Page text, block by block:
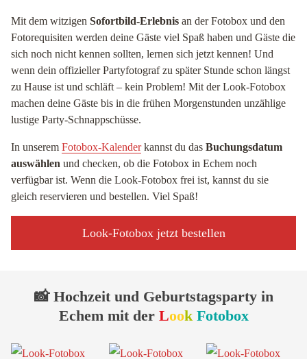
Mit dem witzigen Sofortbild-Erlebnis an der Fotobox und den
Fotorequisiten werden deine Gäste viel Spaß haben und Gäste die
sich noch nicht kennen sollten, lernen sich jetzt kennen! Und
wenn dein offizieller Partyfotograf zu später Stunde schon längst
zu Hause ist und schläft – kein Problem! Mit der Look-Fotobox
machen deine Gäste bis in die frühen Morgenstunden unzählige
lustige Party-Schnappschüsse.
In unserem Fotobox-Kalenderkannst du das Buchungsdatum
auswählen und checken, ob die Fotobox in Echem noch
verfügbar ist. Wenn die Look-Fotobox frei ist, kannst du sie
gleich reservieren und bestellen. Viel Spaß!
Look-Fotobox jetzt bestellen
📸 Hochzeit und Geburtstagsparty in
Echem mit der Look Fotobox